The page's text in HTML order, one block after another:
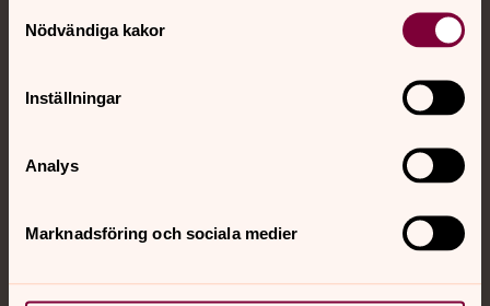
Nödvändiga kakor
Inställningar
Analys
Marknadsföring och sociala medier
Akut samtals- och krisstöd. Prata eller chatta anonymt
med en präst på kvällar och nätter.
Chatt
Telefon 112